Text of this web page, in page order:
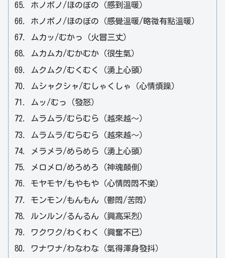
ホノボノ/ほのぼの（感到溫暖）
ホノボノ/ほのぼの（感覺溫暖/略微有點溫暖）
ムカッ/むかっ（火冒三丈）
ムカムカ/むかむか（很生氣）
ムクムク/むくむく（湧上心頭）
ムシャクシャ/むしゃくしゃ（心情煩躁）
ムッ/むっ（發怒）
ムラムラ/むらむら（越來越～）
ムラムラ/むらむら（越來越～）
メラメラ/めらめら（湧上心頭）
メロメロ/めろめろ（神魂顛倒）
モヤモヤ/もやもや（心情悶悶不樂）
モンモン/もんもん（鬱悶/苦悶）
ルンルン/るんるん（興高采烈）
ワクワク/わくわく（興奮不已）
ワナワナ/わなわな（氣得渾身發抖）